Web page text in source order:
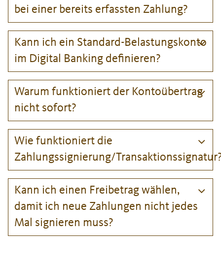
bei einer bereits erfassten Zahlung?
Kann ich ein Standard-Belastungskonto
im Digital Banking definieren?
Warum funktioniert der Kontoübertrag
nicht sofort?
Wie funktioniert die
Zahlungssignierung/
Kann ich einen Freibetrag wählen,
damit ich neue Zahlungen nicht jedes
Mal signieren muss?